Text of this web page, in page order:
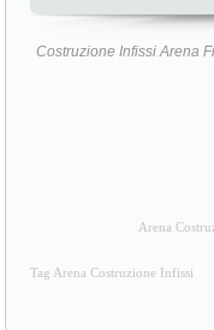
Costruzione Infissi Arena
Tag Arena Costruzione Infissi